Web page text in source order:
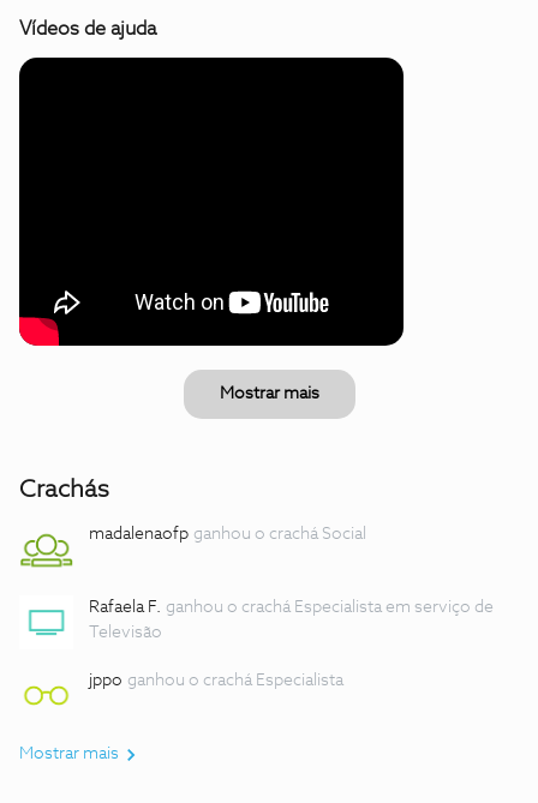
Vídeos de ajuda
Mostrar mais
Crachás
madalenaofp ganhou o crachá Social
Rafaela F. ganhou o crachá Especialista em serviço de
Televisão
jppo ganhou o crachá Especialista
Mostrar mais